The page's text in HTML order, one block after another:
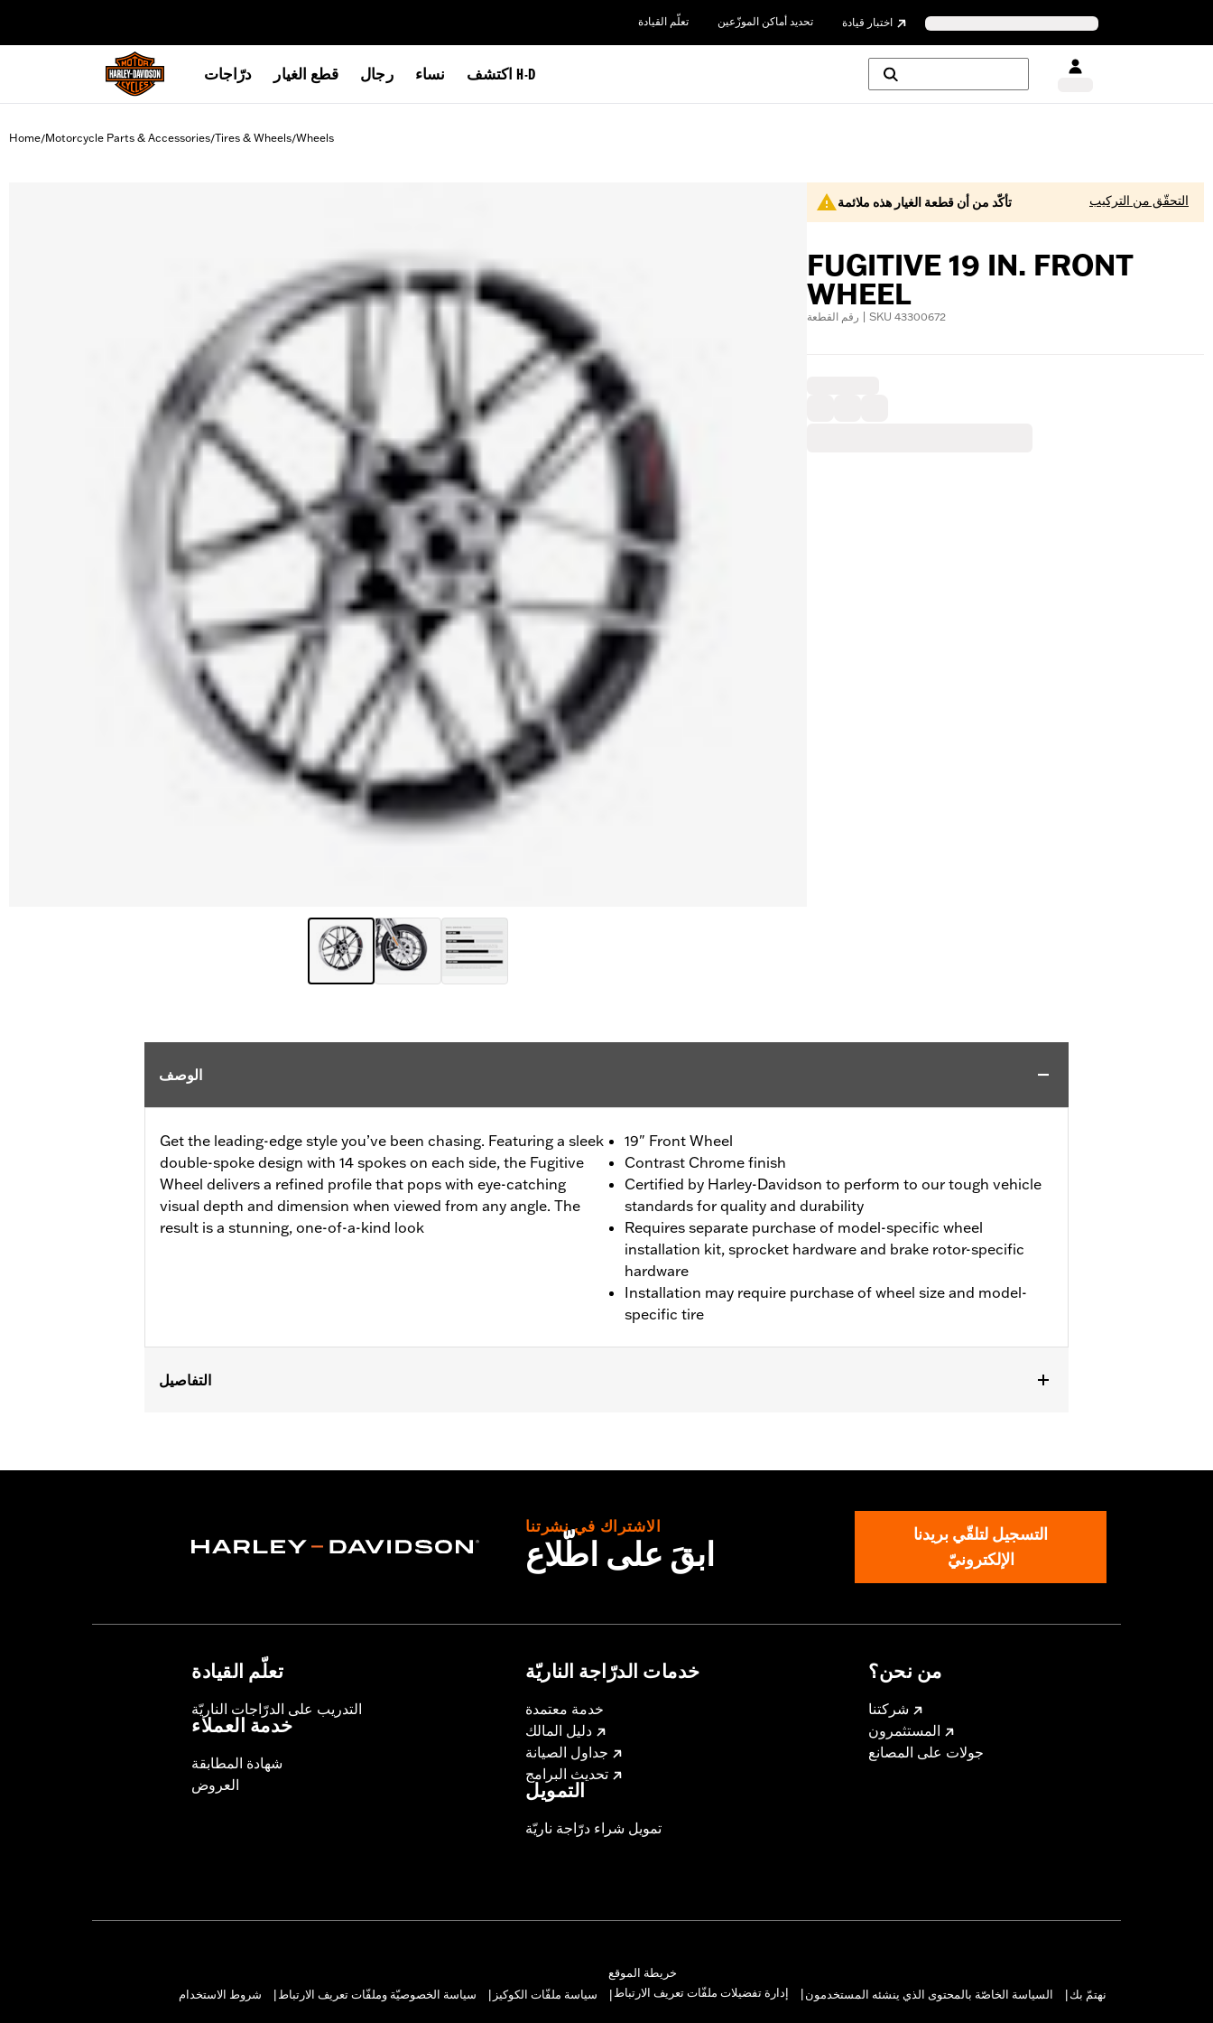
تعلّم القيادة تحديد أماكن الموزّعين اختبار قيادة
درّاجات قطع الغيار رجال نساء اكتشف H-D
Home/Motorcycle Parts & Accessories/Tires & Wheels/Wheels
تأكّد من أن قطعة الغيار هذه ملائمة التحقّق من التركيب
FUGITIVE 19 IN. FRONT
WHEEL
رقم القطعة | SKU 43300672
الوصف
Get the leading-edge style you’ve been chasing. Featuring a sleek
double-spoke design with 14 spokes on each side, the Fugitive
Wheel delivers a refined profile that pops with eye-catching
visual depth and dimension when viewed from any angle. The
result is a stunning, one-of-a-kind look
19" Front Wheel
Contrast Chrome finish
Certified by Harley-Davidson to perform to our tough vehicle
standards for quality and durability
Requires separate purchase of model-specific wheel
installation kit, sprocket hardware and brake rotor-specific
hardware
Installation may require purchase of wheel size and model-
specific tire
التفاصيل
Installation Instructions
Material:Cast Aluminum
See I-sheet for details. Installation may require purchase of wheel size and model-specific tire.
الاشتراك في نشرتنا
ابقَ على اطّلاع
التسجيل لتلقّي بريدنا
الإلكترونيّ
تعلّم القيادة
التدريب على الدرّاجات الناريّة
خدمة العملاء
شهادة المطابقة
العروض
خدمات الدرّاجة الناريّة
خدمة معتمدة
دليل المالك
جداول الصيانة
تحديث البرامج
التمويل
تمويل شراء درّاجة ناريّة
من نحن؟
شركتنا
المستثمرون
جولات على المصانع
خريطة الموقع
شروط الاستخدام
سياسة الخصوصيّة وملفّات تعريف الارتباط سياسة ملفّات الكوكيز إدارة تفضيلات ملفّات تعريف الارتباط السياسة الخاصّة بالمحتوى الذي ينشئه المستخدمون نهتمّ بك